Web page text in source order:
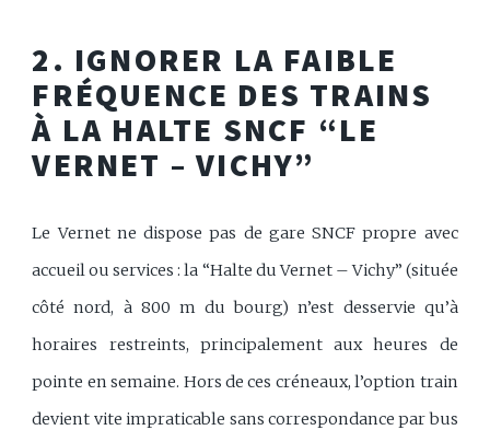
2. IGNORER LA FAIBLE
FRÉQUENCE DES TRAINS
À LA HALTE SNCF “LE
VERNET – VICHY”
Le Vernet ne dispose pas de gare SNCF propre avec
accueil ou services : la “Halte du Vernet – Vichy” (située
côté nord, à 800 m du bourg) n’est desservie qu’à
horaires restreints, principalement aux heures de
pointe en semaine. Hors de ces créneaux, l’option train
devient vite impraticable sans correspondance par bus